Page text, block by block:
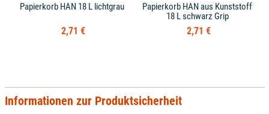
Papierkorb HAN 18 L lichtgrau
2,71 €
Papierkorb HAN aus Kunststoff
18 L schwarz Grip
2,71 €
Informationen zur Produktsicherheit